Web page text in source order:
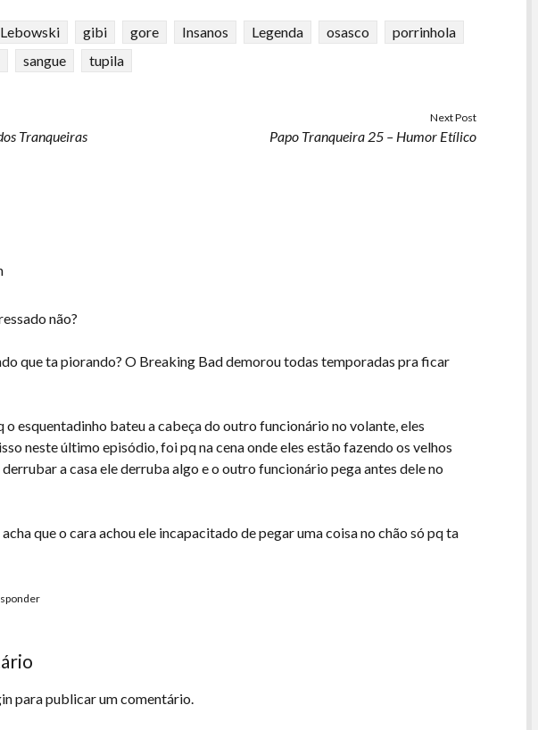
gibi gore Insanos Legenda osasco
porrinhola
sangue tupila
Tranqueiras
Next Post
Papo Tranqueira 25 – Humor Etílico
não?
que ta piorando? O Breaking Bad demorou todas temporadas pra ficar
o esquentadinho bateu a cabeça do outro funcionário no volante, eles
neste último episódio, foi pq na cena onde eles estão fazendo os velhos
a casa ele derruba algo e o outro funcionário pega antes dele no
que o cara achou ele incapacitado de pegar uma coisa no chão só pq ta
para publicar um comentário.